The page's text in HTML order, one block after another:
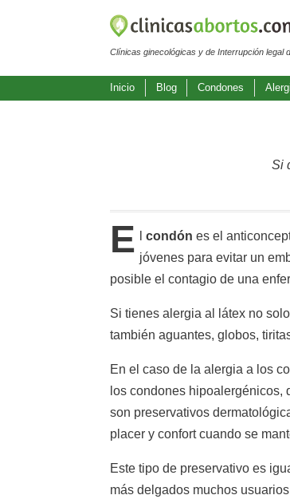
Clínicas ginecológicas y de Interrupción legal
Inicio Blog Condones
Si
E condón es el
jóvenes para evitar un
posible el contagio de una
Si tienes alergia al látex no
también aguantes, globos,
En el caso de la alergia a los
los condones hipoalergénicos,
son preservativos
placer y confort cuando se
Este tipo de preservativo es
más delgados muchos